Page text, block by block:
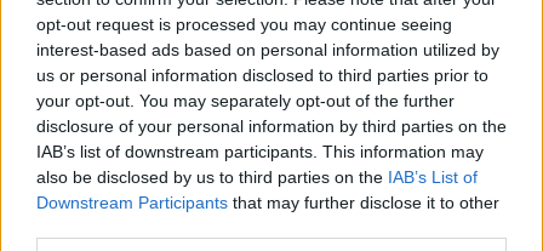
opt-out request is processed you may continue seeing
interest-based ads based on personal information utilized by
us or personal information disclosed to third parties prior to
your opt-out. You may separately opt-out of the further
disclosure of your personal information by third parties on the
IAB’s list of downstream participants. This information may
also be disclosed by us to third parties on the IAB’s List of
Downstream Participants that may further disclose it to other
Si tratta, come riportato da Fabrizio Romano, di sue
svincolati di lusso. Il primo èAndy Robertson , già cercato
dalTottenhamnel mercato di gennaio. Il giocatore ha
raggiunto un accordo con gli Spurs, dopo aver chiuso 9
annni fantastici passati al Liverpool. Il secondo èMarcos
Senesi, centrale argentino in uscita dal Bournemouth.
Difensore molto abile con i piedi (5 assist), ha scelto il
Tottenham dopo non aver rinnovato con le Cherries. Nel
nord di Londra si vuole cancellare un’annata storta, e